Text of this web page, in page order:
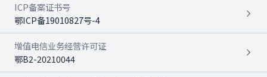
ICP备案证书号
鄂ICP备19010827号-4
增值电信业务经营许可证
鄂B2-20210044